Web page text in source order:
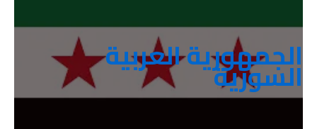
الجمهورية العربية
السورية
AFEI.SY@arab-engineering.org